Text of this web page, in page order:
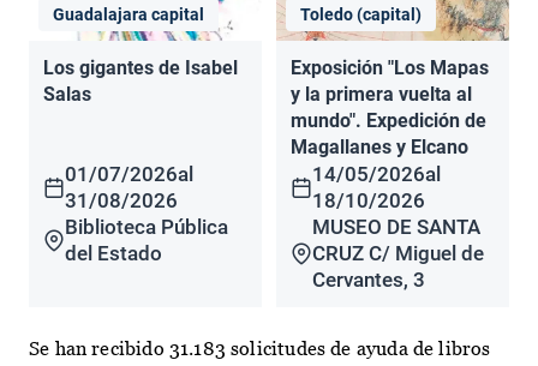
Guadalajara capital
Los gigantes de Isabel
Salas
01/07/2026al
31/08/2026
Biblioteca Pública
del Estado
Toledo (capital)
Exposición "Los Mapas
y la primera vuelta al
mundo". Expedición de
Magallanes y Elcano
14/05/2026al
18/10/2026
MUSEO DE SANTA
CRUZ C/ Miguel de
Cervantes, 3
Se han recibido 31.183 solicitudes de ayuda de libros